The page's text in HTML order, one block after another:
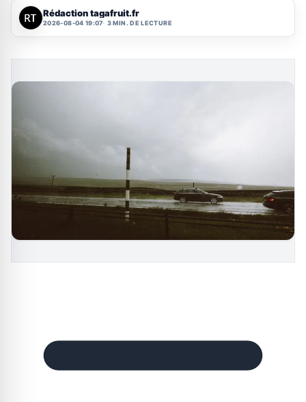
Rédaction tagafruit.fr
2026-08-04 19:07 3 MIN. DE LECTURE